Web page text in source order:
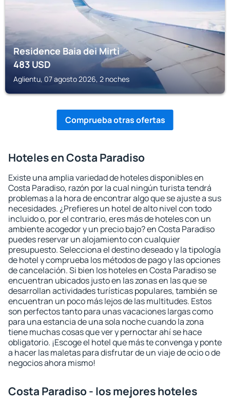
Residence Baia dei Mirti
483USD
Aglientu, 07 agosto 2026, 2 noches
Comprueba otras ofertas
Hoteles en Costa Paradiso
Existe una amplia variedad de hoteles disponibles en
Costa Paradiso, razón por la cual ningún turista tendrá
problemas a la hora de encontrar algo que se ajuste a sus
necesidades. ¿Prefieres un hotel de alto nivel con todo
incluido o, por el contrario, eres más de hoteles con un
ambiente acogedor y un precio bajo? en Costa Paradiso
puedes reservar un alojamiento con cualquier
presupuesto. Selecciona el destino deseado y la tipología
de hotel y comprueba los métodos de pago y las opciones
de cancelación. Si bien los hoteles en Costa Paradiso se
encuentran ubicados justo en las zonas en las que se
desarrollan actividades turísticas populares, también se
encuentran un poco más lejos de las multitudes. Estos
son perfectos tanto para unas vacaciones largas como
para una estancia de una sola noche cuando la zona
tiene muchas cosas que ver y pernoctar ahí se hace
obligatorio. ¡Escoge el hotel que más te convenga y ponte
a hacer las maletas para disfrutar de un viaje de ocio o de
negocios ahora mismo!
Costa Paradiso - los mejores hoteles